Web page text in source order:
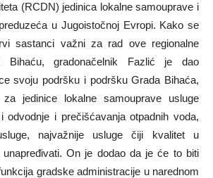
(RCDN) jedinica lokalne samouprave i
u Jugoistočnoj Evropi. Kako se
sastanci važni za rad ove regionalne
Bihaću, gradonačelnik Fazlić je dao
svoju podršku i podršku Grada Bihaća,
jedinice lokalne samouprave usluge
odvodnje i prečišćavanja otpadnih voda,
najvažnije usluge čiji kvalitet u
unapređivati. On je dodao da je će to biti
gradske administracije u narednom